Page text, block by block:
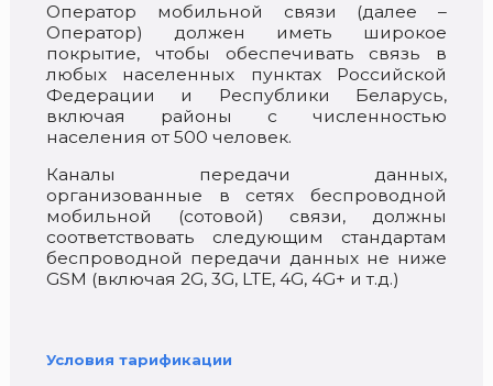
Оператор мобильной связи (далее –
Оператор) должен иметь широкое
покрытие, чтобы обеспечивать связь в
любых населенных пунктах Российской
Федерации и Республики Беларусь,
включая районы с численностью
населения от 500 человек.
Каналы передачи данных,
организованные в сетях беспроводной
мобильной (сотовой) связи, должны
соответствовать следующим стандартам
беспроводной передачи данных не ниже
GSM (включая 2G, 3G, LTE, 4G, 4G+ и т.д.)
Условия тарификации